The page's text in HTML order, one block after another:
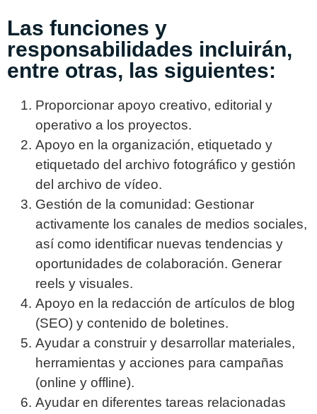
Las funciones y
responsabilidades incluirán,
entre otras, las siguientes:
Proporcionar apoyo creativo, editorial y
operativo a los proyectos.
Apoyo en la organización, etiquetado y
etiquetado del archivo fotográfico y gestión
del archivo de vídeo.
Gestión de la comunidad: Gestionar
activamente los canales de medios sociales,
así como identificar nuevas tendencias y
oportunidades de colaboración. Generar
reels y visuales.
Apoyo en la redacción de artículos de blog
(SEO) y contenido de boletines.
Ayudar a construir y desarrollar materiales,
herramientas y acciones para campañas
(online y offline).
Ayudar en diferentes tareas relacionadas